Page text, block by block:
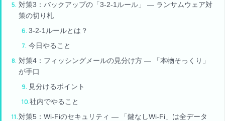
対策3：バックアップの「3-2-1ルール」 — ランサムウェア対
策の切り札
3-2-1ルールとは？
今日やること
対策4：フィッシングメールの見分け方 — 「本物そっくり」
が手口
見分けるポイント
社内でやること
対策5：Wi-Fiのセキュリティ — 「鍵なしWi-Fi」は全データ